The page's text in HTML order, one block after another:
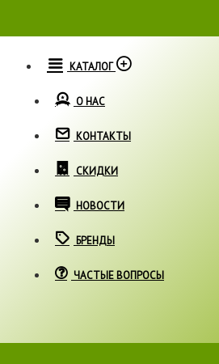
КАТАЛОГ
О НАС
КОНТАКТЫ
СКИДКИ
НОВОСТИ
БРЕНДЫ
ЧАСТЫЕ ВОПРОСЫ